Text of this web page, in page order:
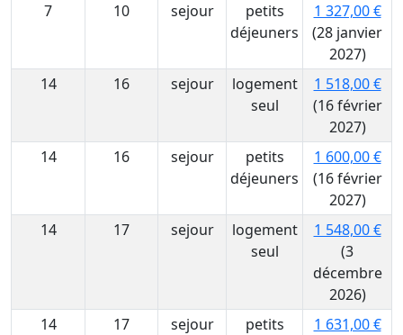
7
10 sejour
petits
déjeuners
1 327,00 €
(28 janvier
2027)
14
16 sejour
logement
seul
1 518,00 €
(16 février
2027)
14
16 sejour
petits
déjeuners
1 600,00 €
(16 février
2027)
14
17 sejour
logement
seul
1 548,00 €
(3
décembre
2026)
14
17 sejour
petits
1 631,00 €